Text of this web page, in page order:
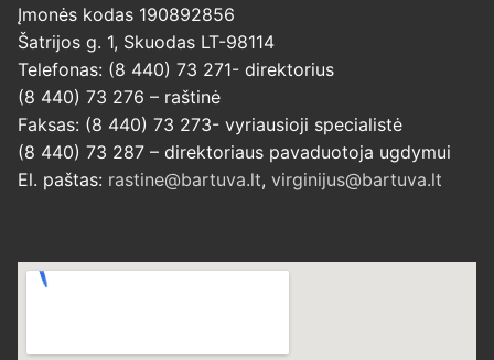
Įmonės kodas 190892856
Šatrijos g. 1, Skuodas LT-98114
Telefonas: (8 440) 73 271- direktorius
(8 440) 73 276 – raštinė
Faksas: (8 440) 73 273- vyriausioji specialistė
(8 440) 73 287 – direktoriaus pavaduotoja ugdymui
El. paštas: rastine@bartuva.lt, virginijus@bartuva.lt